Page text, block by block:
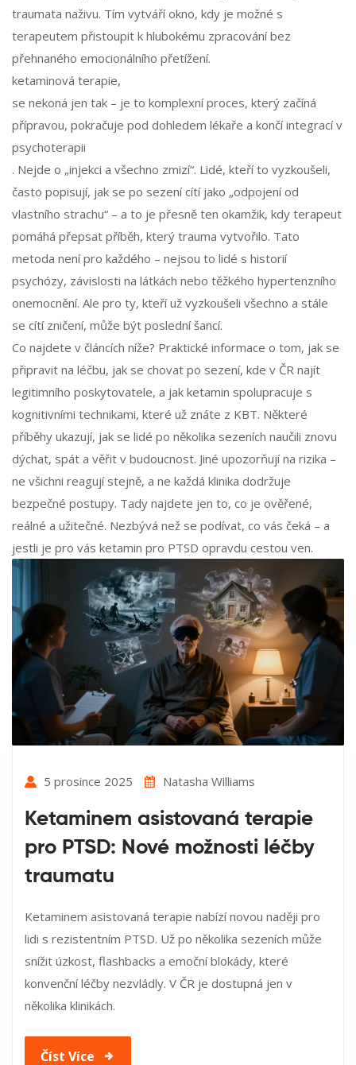
traumata naživu. Tím vytváří okno, kdy je možné s
terapeutem přistoupit k hlubokému zpracování bez
přehnaného emocionálního přetížení.
ketaminová terapie,
se nekoná jen tak – je to komplexní proces, který začíná
přípravou, pokračuje pod dohledem lékaře a končí integrací v
psychoterapii
. Nejde o „injekci a všechno zmizí“. Lidé, kteří to vyzkoušeli,
často popisují, jak se po sezení cítí jako „odpojení od
vlastního strachu“ – a to je přesně ten okamžik, kdy terapeut
pomáhá přepsat příběh, který trauma vytvořilo. Tato
metoda není pro každého – nejsou to lidé s historií
psychózy, závislosti na látkách nebo těžkého hypertenzního
onemocnění. Ale pro ty, kteří už vyzkoušeli všechno a stále
se cítí zničení, může být poslední šancí.
Co najdete v článcích níže? Praktické informace o tom, jak se
připravit na léčbu, jak se chovat po sezení, kde v ČR najít
legitimního poskytovatele, a jak ketamin spolupracuje s
kognitivními technikami, které už znáte z KBT. Některé
příběhy ukazují, jak se lidé po několika sezeních naučili znovu
dýchat, spát a věřit v budoucnost. Jiné upozorňují na rizika –
ne všichni reagují stejně, a ne každá klinika dodržuje
bezpečné postupy. Tady najdete jen to, co je ověřené,
reálné a užitečné. Nezbývá než se podívat, co vás čeká – a
jestli je pro vás ketamin pro PTSD opravdu cestou ven.
5 prosince 2025 Natasha Williams
Ketaminem asistovaná terapie
pro PTSD: Nové možnosti léčby
traumatu
Ketaminem asistovaná terapie nabízí novou naději pro
lidi s rezistentním PTSD. Už po několika sezeních může
snížit úzkost, flashbacks a emoční blokády, které
konvenční léčby nezvládly. V ČR je dostupná jen v
několika klinikách.
Číst Více